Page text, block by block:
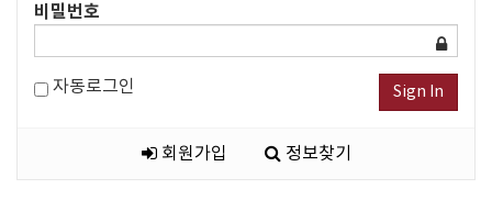
비밀번호
자동로그인 Sign In
회원가입 정보찾기